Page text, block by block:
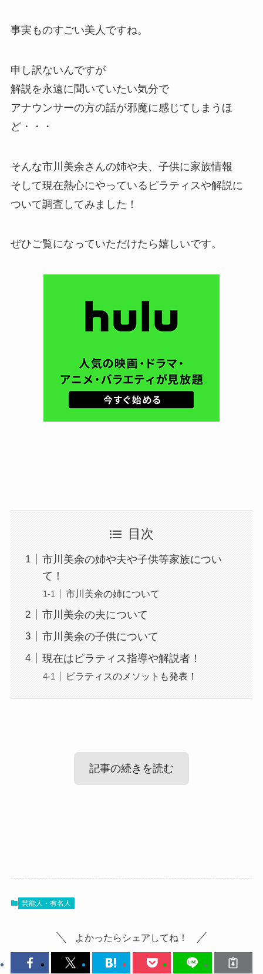
事実ものすごい美人ですね。
申し訳ないんですが
解説を永遠に聞いていたい気分で
アナウンサーの方の話が邪魔に感じてしまうほ
ど・・・
そんな市川美余さんの姉や夫、子供に家族情報
そして現在熱心にやっているピラティスや解説に
ついて調査してみました！
ぜひご覧になっていただけたら嬉しいです。
目次
市川美余の姉や夫や子供等家族につい
て！
市川美余の姉について
市川美余の夫について
市川美余の子供について
現在はピラティス指導や解説者！
ピラティスのメソットも発表！
記事の続きを読む
きます。
市川美余の姉について
芸能人・有名人
よかったらシェアしてね！